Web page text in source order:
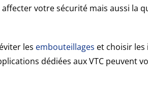
votre sécurité mais aussi la
les embouteillages et choisir
dédiées aux VTC peuvent